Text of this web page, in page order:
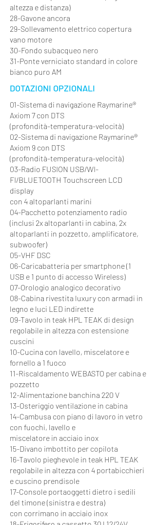
altezza e distanza)
28-Gavone ancora
29-Sollevamento elettrico copertura
vano motore
30-Fondo subacqueo nero
31-Ponte verniciato standard in colore
bianco puro AM
DOTAZIONI OPZIONALI
01-Sistema di navigazione Raymarine®
Axiom 7 con DTS
(profondità-temperatura-velocità)
02-Sistema di navigazione Raymarine®
Axiom 9 con DTS
(profondità-temperatura-velocità)
03-Radio FUSION USB/WI-
FI/BLUETOOTH Touchscreen LCD
display
con 4 altoparlanti marini
04-Pacchetto potenziamento radio
(inclusi 2x altoparlanti in cabina, 2x
altoparlanti in pozzetto, amplificatore,
subwoofer)
05-VHF DSC
06-Caricabatteria per smartphone (1
USB e 1 punto di accesso Wireless)
07-Orologio analogico decorativo
08-Cabina rivestita luxury con armadi in
legno e luci LED indirette
09-Tavolo in teak HPL TEAK di design
regolabile in altezza con estensione
cuscini
10-Cucina con lavello, miscelatore e
fornello a 1 fuoco
11-Riscaldamento WEBASTO per cabina e
pozzetto
12-Alimentazione banchina 220 V
13-Osteriggio ventilazione in cabina
14-Cambusa con piano di lavoro in vetro
con fuochi, lavello e
miscelatore in acciaio inox
15-Divano imbottito per copilota
16-Tavolo pieghevole in teak HPL TEAK
regolabile in altezza con 4 portabicchieri
e cuscino prendisole
17-Console portaoggetti dietro i sedili
del timone (sinistra e destra)
con corrimano in acciaio inox